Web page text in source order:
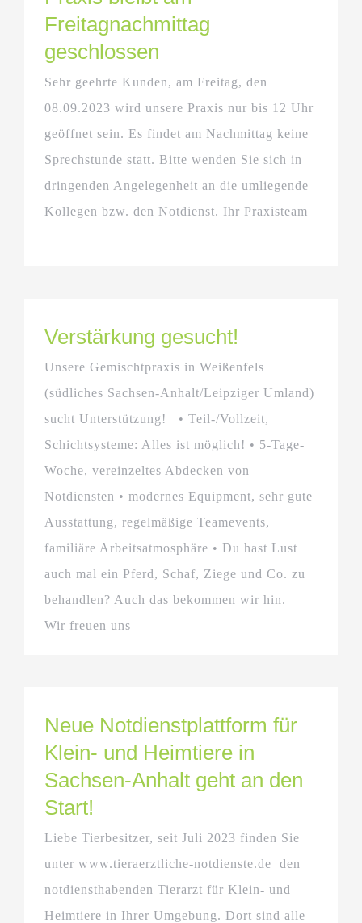
Freitagnachmittag
geschlossen
Sehr geehrte Kunden, am Freitag, den
08.09.2023 wird unsere Praxis nur bis 12 Uhr
geöffnet sein. Es findet am Nachmittag keine
Sprechstunde statt. Bitte wenden Sie sich in
dringenden Angelegenheit an die umliegende
Kollegen bzw. den Notdienst. Ihr Praxisteam
Verstärkung gesucht!
Unsere Gemischtpraxis in Weißenfels
(südliches Sachsen-Anhalt/Leipziger Umland)
sucht Unterstützung! • Teil-/Vollzeit,
Schichtsysteme: Alles ist möglich! • 5-Tage-
Woche, vereinzeltes Abdecken von
Notdiensten • modernes Equipment, sehr gute
Ausstattung, regelmäßige Teamevents,
familiäre Arbeitsatmosphäre • Du hast Lust
auch mal ein Pferd, Schaf, Ziege und Co. zu
behandlen? Auch das bekommen wir hin.
Wir freuen uns
Neue Notdienstplattform für
Klein- und Heimtiere in
Sachsen-Anhalt geht an den
Start!
Liebe Tierbesitzer, seit Juli 2023 finden Sie
unter www.tieraerztliche-notdienste.de den
notdiensthabenden Tierarzt für Klein- und
Heimtiere in Ihrer Umgebung. Dort sind alle